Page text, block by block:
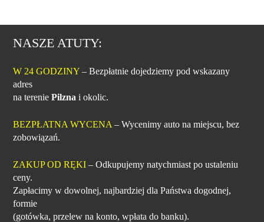
NASZE ATUTY:
W 24 GODZINY – Bezpłatnie dojedziemy pod wskazany
adres
na tereniePilznai okolic.
BEZPŁATNA WYCENA – Wycenimy auto na miejscu, bez
zobowiązań.
ZAKUP OD RĘKI – Odkupujemy natychmiast po ustaleniu
ceny.
Zapłacimy w dowolnej, najbardziej dla Państwa dogodnej,
formie
(gotówka, przelew na konto, wpłata do banku).